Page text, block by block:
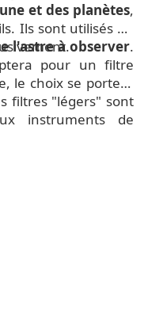
et des planètes,
Ils sont utilisés en
l'astre à observer.
pour un filtre
le choix se portera
filtres "légers" sont
instruments de